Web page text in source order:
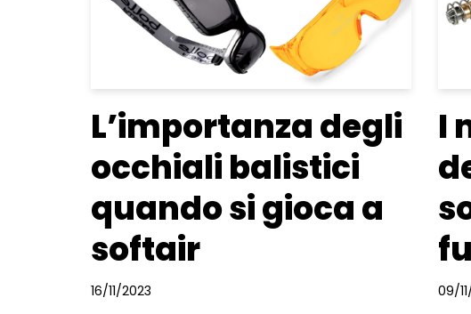
L’importanza degli
occhiali balistici
quando si gioca a
softair
16/11/2023
I
09/